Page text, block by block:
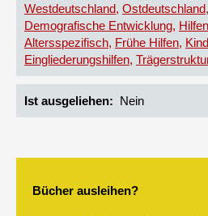
Westdeutschland Ostdeutschland
Demografische Entwicklung
Altersspezifisch Frühe Hilfen
Eingliederungshilfen
Ist ausgeliehen Nein
Bücher ausleihen?